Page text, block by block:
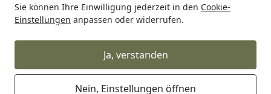
Sie können Ihre Einwilligung jederzeit in den Cookie-
Einstellungen anpassen oder widerrufen.
Ja, verstanden
Nein, Einstellungen öffnen
Startseite
Alles für den Garten Gartenmöbel Garten Loungemöbel
Apple Bee Lounge MIX & MATCH
Rückenkissen, BEE WETT (100 %
Polypropylen) Slate - Auslaufartikel